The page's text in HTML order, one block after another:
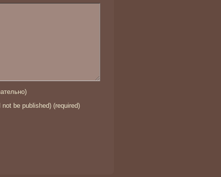
not be published) (required)